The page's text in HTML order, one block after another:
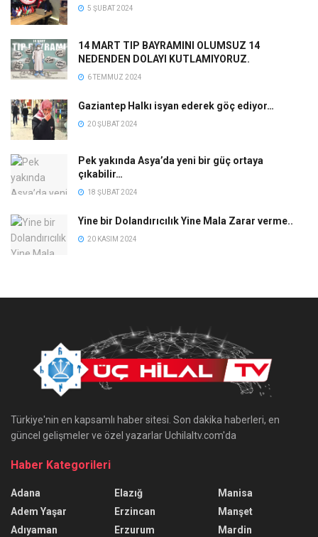
5 ŞUBAT 2024
14 MART TIP BAYRAMINI OLUMSUZ 14
NEDENDEN DOLAYI KUTLAMIYORUZ.
6 TEMMUZ 2024
Gaziantep Halkı isyan ederek göç ediyor…
20 ŞUBAT 2024
Pek yakında Asya’da yeni bir güç ortaya
çıkabilir…
18 ŞUBAT 2024
Yine bir Dolandırıcılık Yine Mala Zarar verme..
20 KASIM 2024
Türkiye'nin en kapsamlı haber sitesi. Son dakika haberleri, en
güncel gelişmeler ve özel yazarlar Uchilaltv.com'da
Haber Kategorileri
Adana
Adem Yaşar
Adıyaman
Elazığ
Erzincan
Erzurum
Manisa
Manşet
Mardin